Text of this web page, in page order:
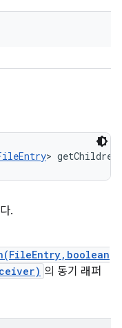
> getChildren
.
의 동기 래퍼